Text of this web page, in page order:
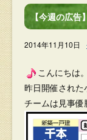
【今週の広
2014年11月10日
こんにちは
昨日開催され
チームは見事優